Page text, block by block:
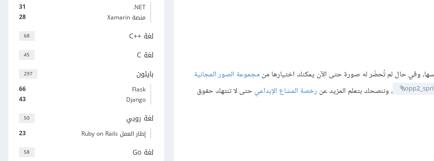
وفي حال لم تُحضّر له صورة حتى الآن يمكنك اختيارها منمجموعة الصور المجانية
، وننصحك بتعلم المزيد عن رخصة المشاع الإبداعيحتى لا تنتهك حقوق
31
‎.NET
28
منصة Xamarin
68 لغة C++‎
45 لغة C
297 بايثون
66
Flask
43
Django
50 لغة روبي
23 إطار العمل Ruby on Rails
58 لغة Go